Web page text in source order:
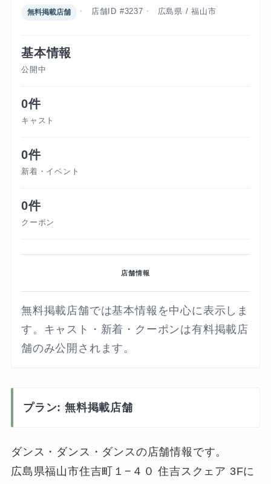
無料掲載店舗 店舗ID #3237 広島県 / 福山市
基本情報
公開中
0件
キャスト
0件
新着・イベント
0件
クーポン
店舗情報
無料掲載店舗では基本情報を中心に表示しま
す。キャスト・新着・クーポンは有料掲載店
舗のみ公開されます。
プラン: 無料掲載店舗
ダンス・ダンス・ダンスの店舗情報です。
広島県福山市住吉町１−４０ 住吉スクェア 3Fに